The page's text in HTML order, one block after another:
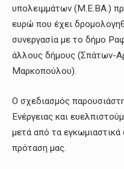
υπολειμμάτων (Μ.Ε.ΒΑ.)
ευρώ που έχει
συνεργασία με το δήμο
άλλους δήμους (Σπάτων-
Μαρκοπούλου).
Ο σχεδιασμός
Ενέργειας και
μετά από τα
πρόταση μας.